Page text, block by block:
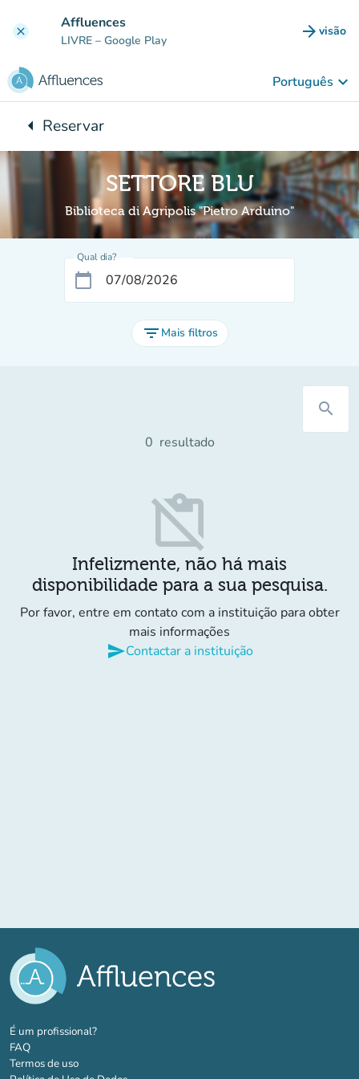
clear Affluences
LIVRE – Google Play arrow_forward visão
(novo
Português keyboard_arrow_down
arrow_leftVoltar para:
Reservar
SETTORE BLU
Biblioteca di Agripolis "Pietro Arduino"
Qual dia?
calendar_today
filter_list Mais filtros
search
0 resultado
content_paste_off
Infelizmente, não há mais
disponibilidade para a sua pesquisa.
Por favor, entre em contato com a instituição para obter
mais informações
sendContactar a instituição
É um profissional?(novo separador)
FAQ
Termos de uso